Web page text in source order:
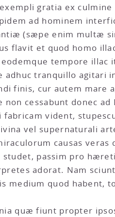
gratia ex
ad hominem
(sæpe enim multæ
flavit et quod homo
tempore illac
tranquillo agitari
finis, cur autem mare
non cessabunt donec
vident,
vel supernaturali
causas
passim pro
adorat. Nam
medium quod habent,
quæ fiunt propter